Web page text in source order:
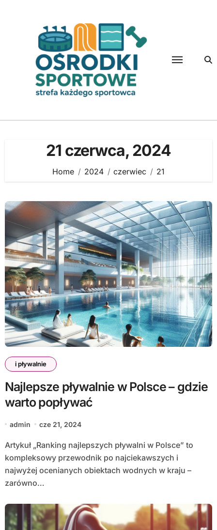
21 czerwca, 2024
Home 2024 czerwiec 21
i pływalnie
Najlepsze pływalnie w Polsce – gdzie
warto popływać
admin cze 21, 2024
Artykuł „Ranking najlepszych pływalni w Polsce” to
kompleksowy przewodnik po najciekawszych i
najwyżej ocenianych obiektach wodnych w kraju –
zarówno…